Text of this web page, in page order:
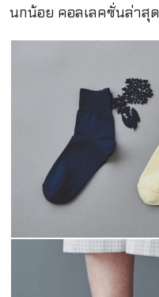
นกน้อย คอลเลคชั่นล่าสุด